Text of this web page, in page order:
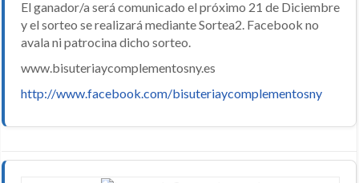
El ganador/a será comunicado el próximo 21 de Diciembre
y el sorteo se realizará mediante Sortea2. Facebook no
avala ni patrocina dicho sorteo.
www.bisuteriaycomplementosny.es
http://www.facebook.com/bisuteriaycomplementosny